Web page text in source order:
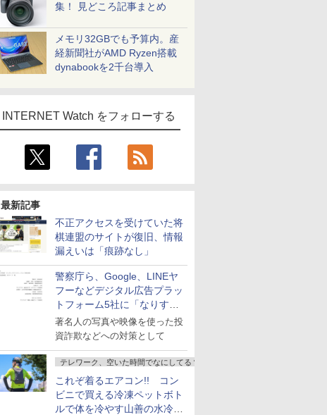
集！ 見どころ記事まとめ
メモリ32GBでも予算内。産
経新聞社がAMD Ryzen搭載
dynabookを2千台導入
INTERNET Watch をフォローする
最新記事
不正アクセスを受けていた将
棋連盟のサイトが復旧、情報
漏えいは「痕跡なし」
警察庁ら、Google、LINEヤ
フーなどデジタル広告プラッ
トフォーム5社に「なりすま
し詐欺広告」対策強化を要請
著名人の写真や映像を使った投
資詐欺などへの対策として
テレワーク、空いた時間でなにしてる？
これぞ着るエアコン!! コン
ビニで買える冷凍ペットボト
ルで体を冷やす山善の水冷ベ